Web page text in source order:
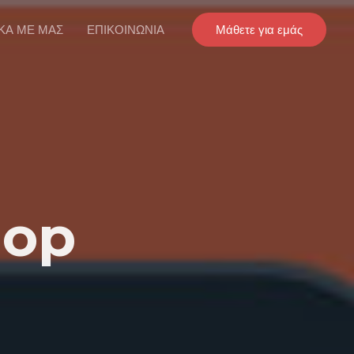
ΜΕ ΜΑΣ ΕΠΙΚΟΙΝΩΝΙΑ Μάθετε για εμάς